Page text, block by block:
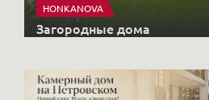
HONKANOVA
Загородные дома